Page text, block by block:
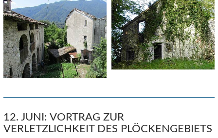
12. JUNI: VORTRAG ZUR
VERLETZLICHKEIT DES PLÖCKENGEBIETS